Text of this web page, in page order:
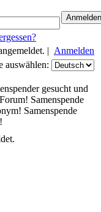
| Anmelden
auswählen:
gesucht und
Samenspende
Samenspende